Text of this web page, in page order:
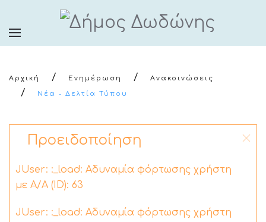
Αρχική Ενημέρωση
Ανακοινώσεις
Νέα - Δελτία Τύπου
Προειδοποίηση
JUser: :_load: Αδυναμία φόρτωσης χρήστη
με Α/Α (ID): 63
JUser: :_load: Αδυναμία φόρτωσης χρήστη